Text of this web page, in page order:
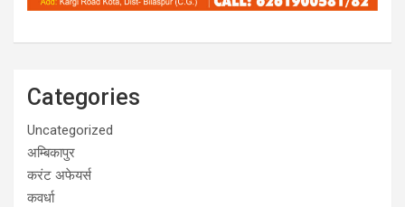
Categories
Uncategorized
अम्बिकापुर
करंट अफेयर्स
कवर्धा